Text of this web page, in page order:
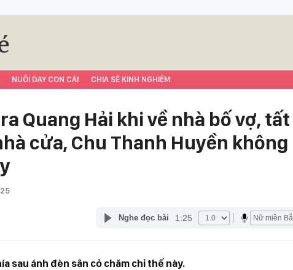
NUÔI DẠY CON CÁI CHIA SẺ KINH NGHIỆM
Quang Hải khi về nhà bố vợ, tất
cửa, Chu Thanh Huyền không
Nghe đọc bài 1:25
sau ánh đèn sân cỏ chăm chỉ thế này.